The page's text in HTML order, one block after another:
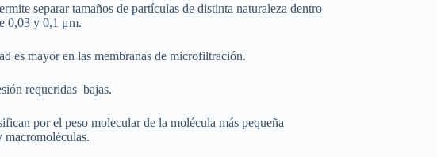
separar tamaños de partículas de distinta naturaleza dentro
0,03 y 0,1 μm.
es mayor en las membranas de microfiltración.
requeridas bajas.
por el peso molecular de la molécula más pequeña